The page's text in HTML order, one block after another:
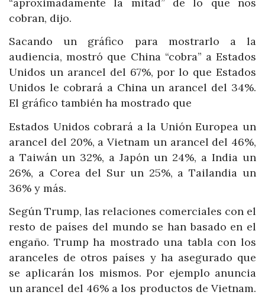
cobran, dijo.
Sacando un gráfico para mostrarlo a la
audiencia, mostró que China “cobra” a Estados
Unidos un arancel del 67%, por lo que Estados
Unidos le cobrará a China un arancel del 34%.
El gráfico también ha mostrado que
Estados Unidos cobrará a la Unión Europea un
arancel del 20%, a Vietnam un arancel del 46%,
a Taiwán un 32%, a Japón un 24%, a India un
26%, a Corea del Sur un 25%, a Tailandia un
36% y más.
Según Trump, las relaciones comerciales con el
resto de países del mundo se han basado en el
engaño. Trump ha mostrado una tabla con los
aranceles de otros países y ha asegurado que
se aplicarán los mismos. Por ejemplo anuncia
un arancel del 46% a los productos de Vietnam.